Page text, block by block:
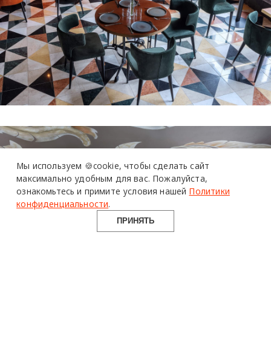
Мы используем 🍪cookie, чтобы сделать сайт
максимально удобным для вас. Пожалуйста,
ознакомьтесь и примите условия нашей Политики
конфиденциальности.
ПРИНЯТЬ